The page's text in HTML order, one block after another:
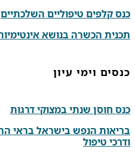
כנס קלפים טיפוליים השלכתיים
תכנית הכשרה בנושא
כנסים וימי עיון
כנס חוסן שנתי במצוקי דרגות
בריאות הנפש בישראל בראי
ודרכי טיפול